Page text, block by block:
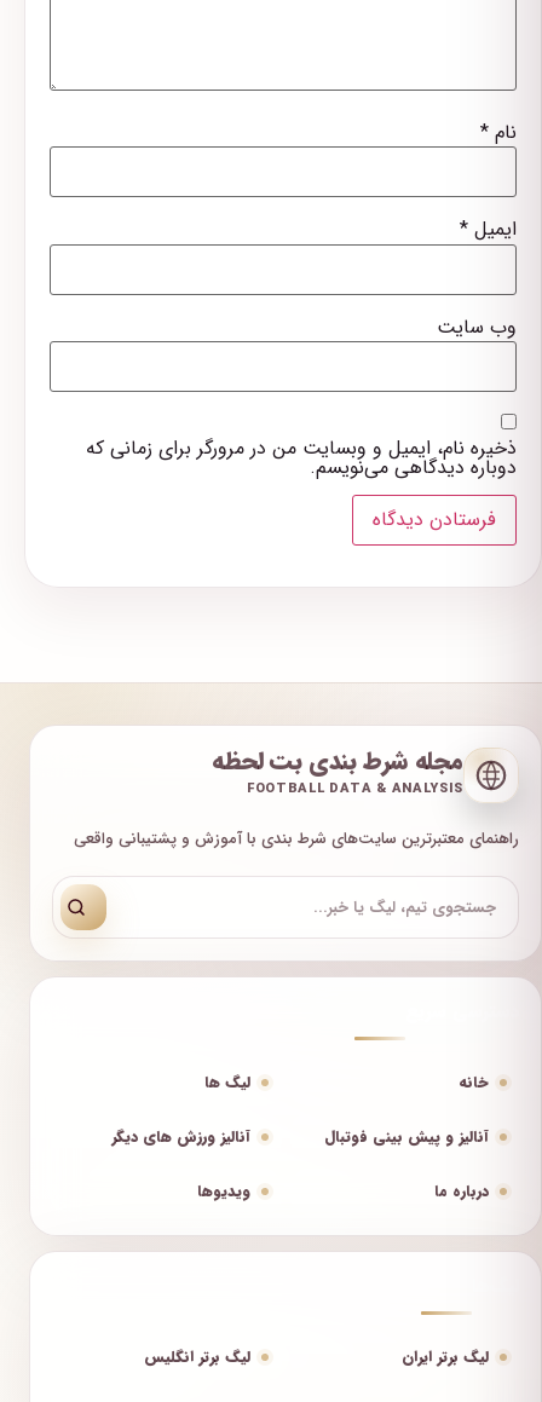
نام *
ایمیل *
وب‌ سایت
ذخیره نام، ایمیل و وبسایت من در مرورگر برای زمانی که
دوباره دیدگاهی می‌نویسم.
مجله شرط بندی بت لحظه
FOOTBALL DATA & ANALYSIS
راهنمای معتبرترین سایت‌های شرط بندی با آموزش و پشتیبانی واقعی
خانه لیگ ها
آنالیز و پیش بینی فوتبال آنالیز ورزش های دیگر
درباره ما ویدیوها
لیگ برتر ایران لیگ برتر انگلیس